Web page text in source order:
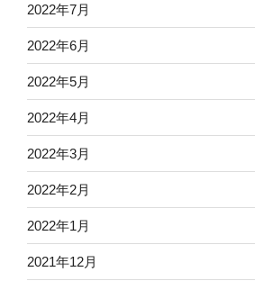
2022年7月
2022年6月
2022年5月
2022年4月
2022年3月
2022年2月
2022年1月
2021年12月